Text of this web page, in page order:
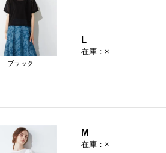
ブラック
L
在庫：×
M
在庫：×